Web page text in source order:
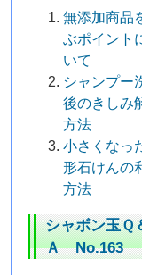
無添加商品
ぶポイント
いて
シャンプー
後のきしみ
方法
小さくなっ
形石けんの
方法
シャボン玉Ｑ
Ａ No.163